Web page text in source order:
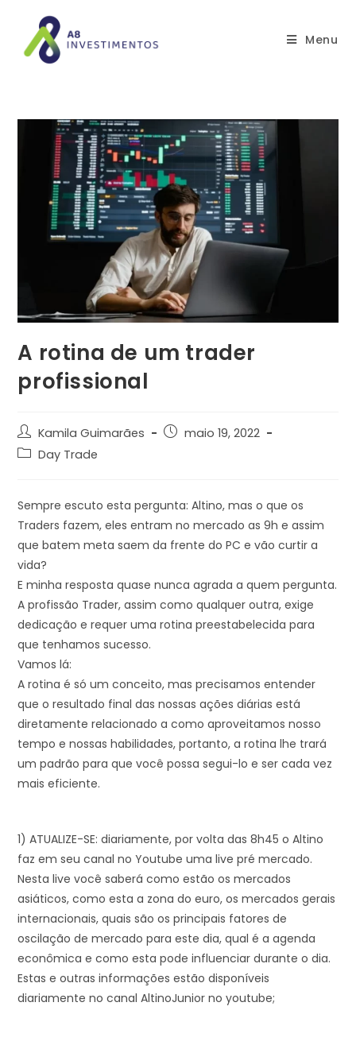
Menu
A rotina de um trader
profissional
Kamila Guimarães
maio 19, 2022
Day Trade
Sempre escuto esta pergunta: Altino, mas o que os
Traders fazem, eles entram no mercado as 9h e assim
que batem meta saem da frente do PC e vão curtir a
vida?
E minha resposta quase nunca agrada a quem pergunta.
A profissão Trader, assim como qualquer outra, exige
dedicação e requer uma rotina preestabelecida para
que tenhamos sucesso.
Vamos lá:
A rotina é só um conceito, mas precisamos entender
que o resultado final das nossas ações diárias está
diretamente relacionado a como aproveitamos nosso
tempo e nossas habilidades, portanto, a rotina lhe trará
um padrão para que você possa segui-lo e ser cada vez
mais eficiente.
1) ATUALIZE-SE: diariamente, por volta das 8h45 o Altino
faz em seu canal no Youtube uma live pré mercado.
Nesta live você saberá como estão os mercados
asiáticos, como esta a zona do euro, os mercados gerais
internacionais, quais são os principais fatores de
oscilação de mercado para este dia, qual é a agenda
econômica e como esta pode influenciar durante o dia.
Estas e outras informações estão disponíveis
diariamente no canal AltinoJunior no youtube;